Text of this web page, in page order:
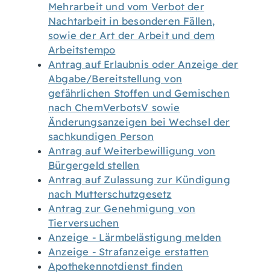
Mehrarbeit und vom Verbot der
Nachtarbeit in besonderen Fällen,
sowie der Art der Arbeit und dem
Arbeitstempo
Antrag auf Erlaubnis oder Anzeige der
Abgabe/Bereitstellung von
gefährlichen Stoffen und Gemischen
nach ChemVerbotsV sowie
Änderungsanzeigen bei Wechsel der
sachkundigen Person
Antrag auf Weiterbewilligung von
Bürgergeld stellen
Antrag auf Zulassung zur Kündigung
nach Mutterschutzgesetz
Antrag zur Genehmigung von
Tierversuchen
Anzeige - Lärmbelästigung melden
Anzeige - Strafanzeige erstatten
Apothekennotdienst finden